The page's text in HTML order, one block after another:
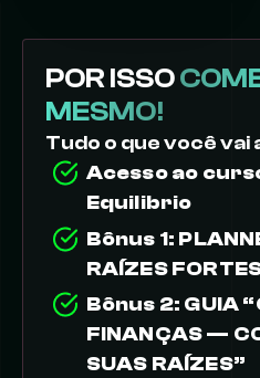
POR ISSO
MESMO!
Tudo o que você vai
Acesso ao
Equilibrio
Bônus 1:
RAÍZES
Bônus 2: GUIA
FINANÇAS —
SUAS RAÍZES”